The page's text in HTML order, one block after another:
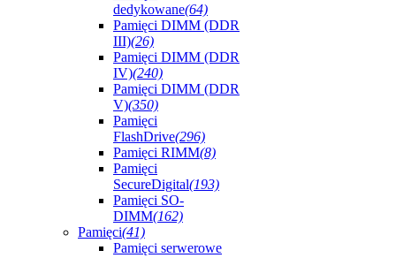
dedykowane(64)
Pamięci DIMM (DDR
III)(26)
Pamięci DIMM (DDR
IV)(240)
Pamięci DIMM (DDR
V)(350)
Pamięci
FlashDrive(296)
Pamięci RIMM(8)
Pamięci
SecureDigital(193)
Pamięci SO-
DIMM(162)
Pamięci(41)
Pamięci serwerowe